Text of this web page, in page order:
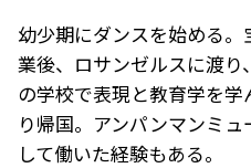
幼少期にダンスを始める
業後、ロサンゼルスに渡
の学校で表現と教育学を
り帰国。アンパンマンミ
して働いた経験もある。